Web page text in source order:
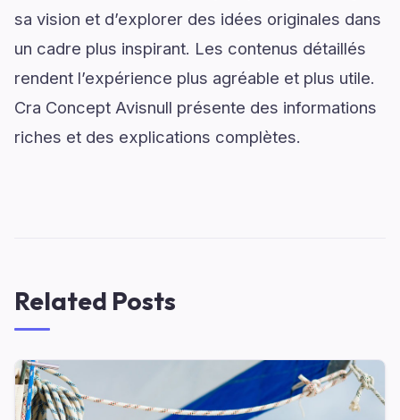
sa vision et d’explorer des idées originales dans
un cadre plus inspirant. Les contenus détaillés
rendent l’expérience plus agréable et plus utile.
Cra Concept Avisnull présente des informations
riches et des explications complètes.
Related Posts